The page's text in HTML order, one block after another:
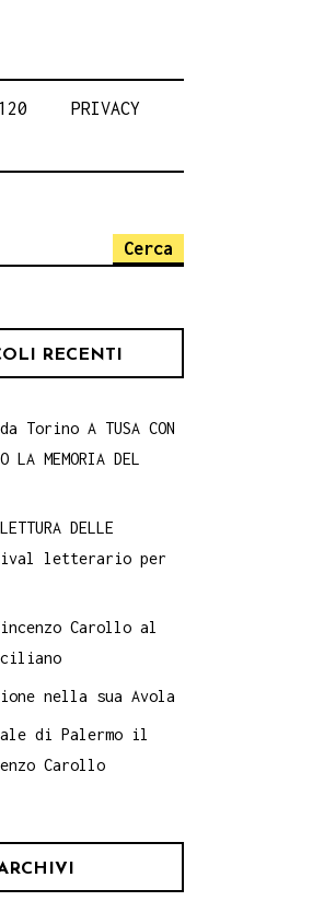
PRIVACY
RECENTI
Torino A TUSA CON
LA MEMORIA DEL
DELLE
letterario per
Carollo al
nella sua Avola
di Palermo il
Carollo